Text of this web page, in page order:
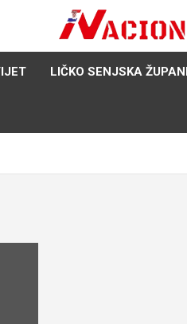
Nacija želi znati više
LIČKO SENJSKA